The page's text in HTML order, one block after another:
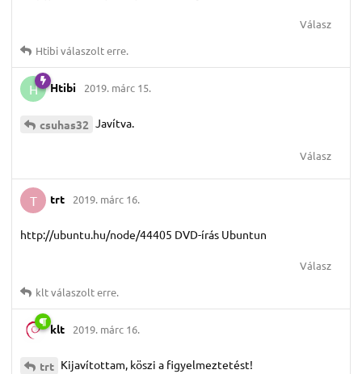
Válasz
Htibiválaszolt erre.
H Htibi 2019. márc 15.
csuhas32 Javítva.
Válasz
T trt 2019. márc 16.
http://ubuntu.hu/node/44405 DVD-írás Ubuntun
Válasz
kltválaszolt erre.
klt 2019. márc 16.
trt Kijavítottam, köszi a figyelmeztetést!